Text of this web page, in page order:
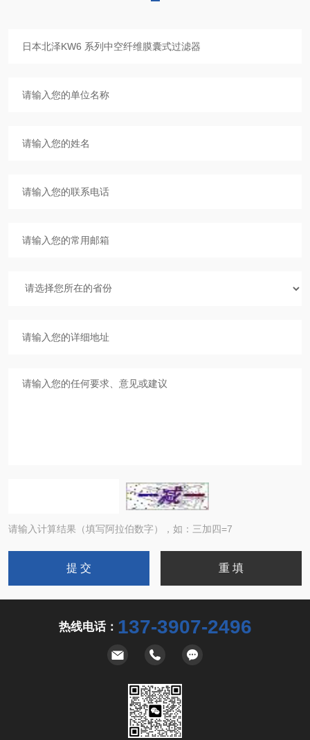
请输入计算结果（填写阿拉伯数字），如：三加四=7
热线电话： 137-3907-2496